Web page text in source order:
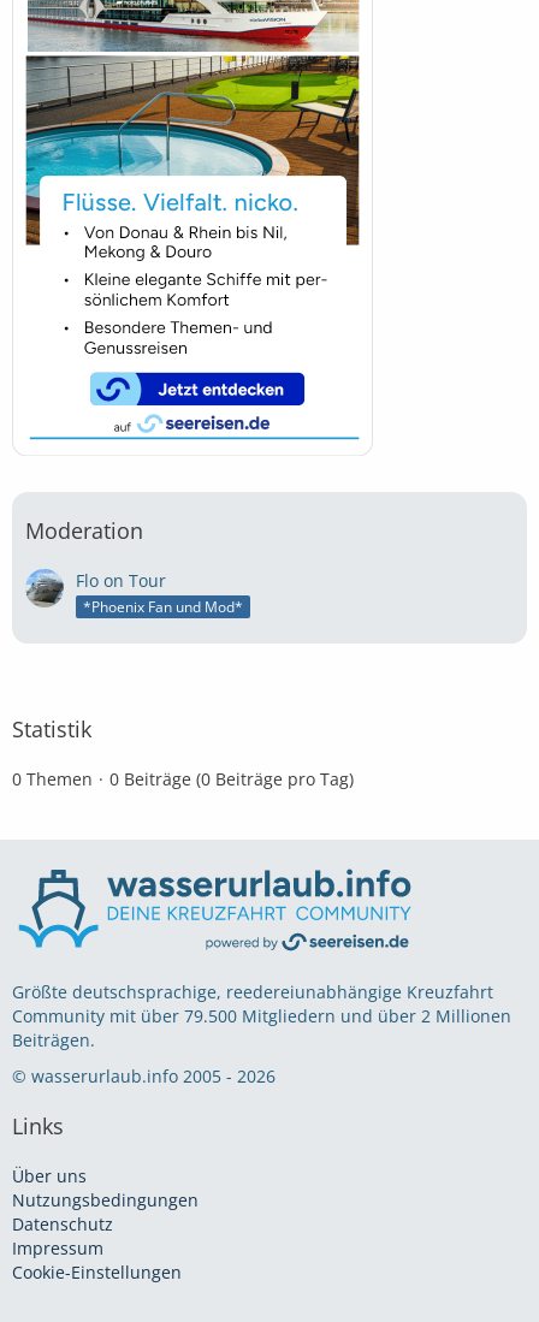
Moderation
Flo on Tour
*Phoenix Fan und Mod*
Statistik
0 Themen 0 Beiträge (0 Beiträge pro Tag)
Größte deutschsprachige, reedereiunabhängige Kreuzfahrt
Community mit über 79.500 Mitgliedern und über 2 Millionen
Beiträgen.
© wasserurlaub.info 2005 - 2026
Links
Über uns
Nutzungsbedingungen
Datenschutz
Impressum
Cookie-Einstellungen